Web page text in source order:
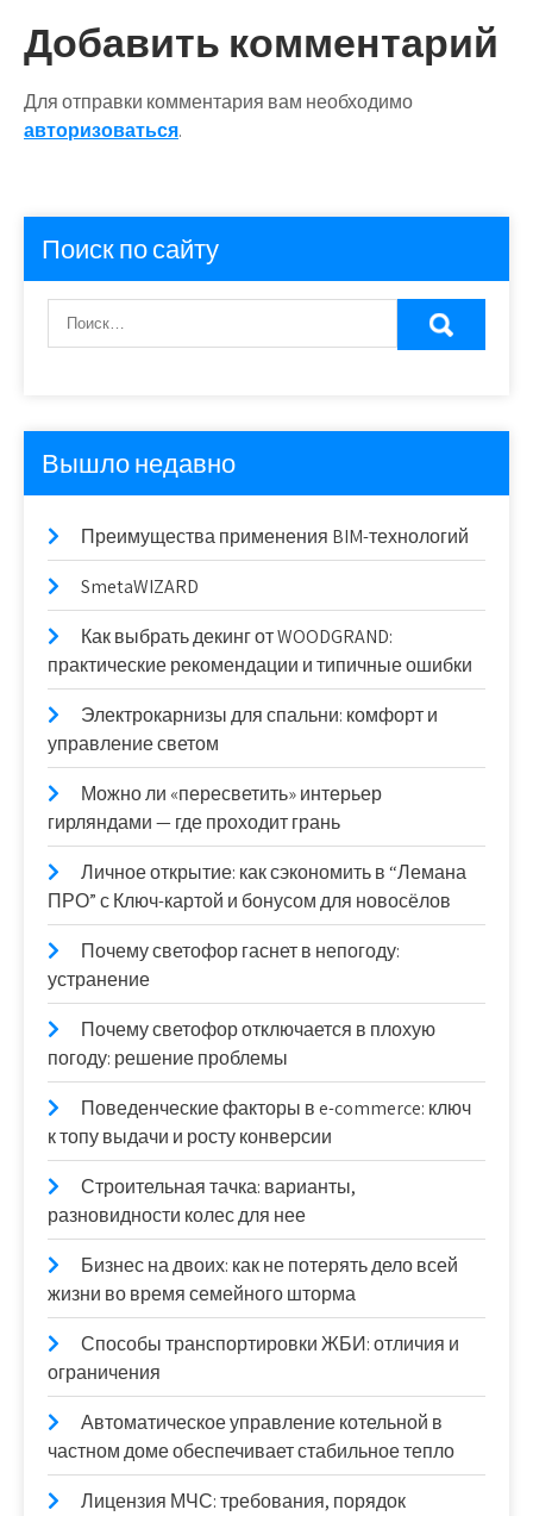
Добавить комментарий
Для отправки комментария вам необходимо
авторизоваться.
Поиск по сайту
Вышло недавно
Преимущества применения BIM-технологий
SmetaWIZARD
Как выбрать декинг от WOODGRAND:
практические рекомендации и типичные ошибки
Электрокарнизы для спальни: комфорт и
управление светом
Можно ли «пересветить» интерьер
гирляндами — где проходит грань
Личное открытие: как сэкономить в “Лемана
ПРО” с Ключ-картой и бонусом для новосёлов
Почему светофор гаснет в непогоду:
устранение
Почему светофор отключается в плохую
погоду: решение проблемы
Поведенческие факторы в e-commerce: ключ
к топу выдачи и росту конверсии
Строительная тачка: варианты,
разновидности колес для нее
Бизнес на двоих: как не потерять дело всей
жизни во время семейного шторма
Способы транспортировки ЖБИ: отличия и
ограничения
Автоматическое управление котельной в
частном доме обеспечивает стабильное тепло
Лицензия МЧС: требования, порядок